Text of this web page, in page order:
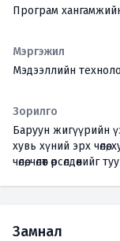
Програм
Мэргэжил
Мэдээллийн
Зорилго
Баруун жигүүрийн
хувь хүний эрх чөлөө,
чөлөө, чөлөөт
Замнал